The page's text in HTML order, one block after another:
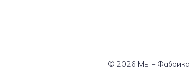
© 2026 Мы – Фабрика